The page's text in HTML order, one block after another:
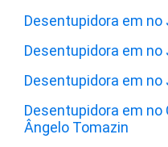
Desentupidora em no
Desentupidora em no
Desentupidora em no
Desentupidora em no
Ângelo Tomazin